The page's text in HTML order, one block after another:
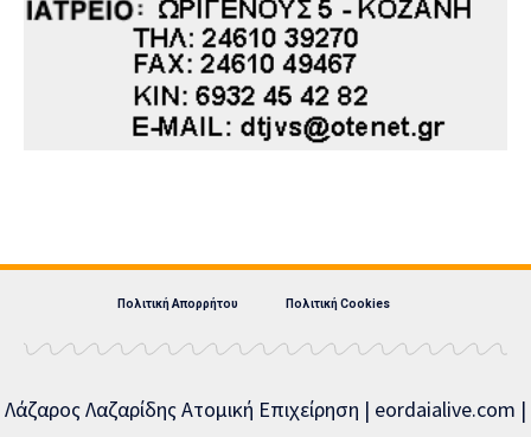
Πολιτική Απορρήτου Πολιτική Cookies
Λάζαρος Λαζαρίδης Ατομική Επιχείρηση | eordaialive.com |